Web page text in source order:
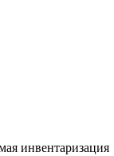
инвентаризация